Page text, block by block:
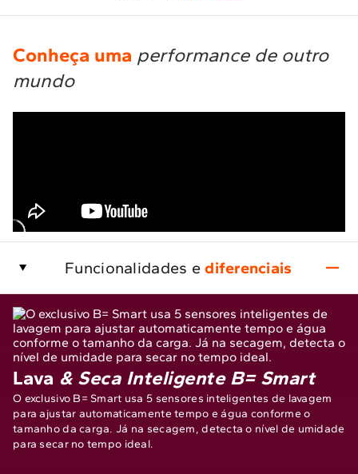
Conheça uma performance de outro
mundo
Funcionalidades ediferenciais
Lava & Seca Inteligente B= Smart
O exclusivo B= Smart usa 5 sensores inteligentes de lavagem
para ajustar automaticamente tempo e água conforme o
tamanho da carga. Já na secagem, detecta o nível de umidade
para secar no tempo ideal.